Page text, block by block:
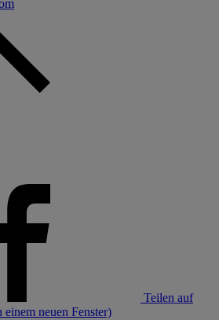
Teilen auf
neuen Fenster)